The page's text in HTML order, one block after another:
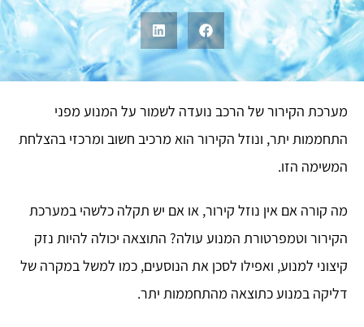
מערכת הקירור של הרכב נועדה לשמור על המנוע מפני
התחממות יתר, ונוזל הקירור הוא מרכיב חשוב ומרכזי בהצלחת
המשימה הזו.
מה קורה אם אין נוזל קירור, או אם יש תקלה כלשהי במערכת
הקירור וטמפרטורת המנוע עולה? התוצאה יכולה להיות נזק
קיצוני למנוע, ואפילו לסכן את הנוסעים, כמו למשל במקרה של
דליקה במנוע כתוצאה מהתחממות יתר.